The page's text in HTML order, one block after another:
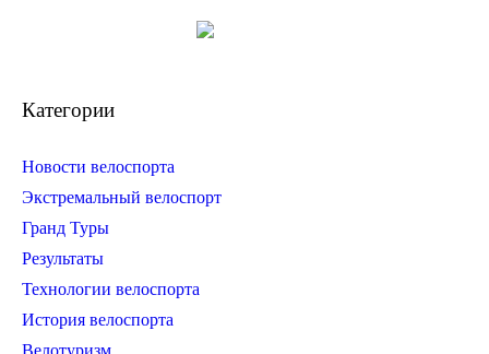
Категории
Новости велоспорта
Экстремальный велоспорт
Гранд Туры
Результаты
Технологии велоспорта
История велоспорта